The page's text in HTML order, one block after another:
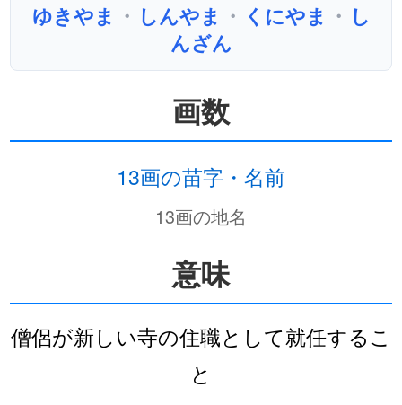
ゆきやま ・ しんやま ・ くにやま ・ し
んざん
画数
13画の苗字・名前
13画の地名
意味
僧侶が新しい寺の住職として就任するこ
と